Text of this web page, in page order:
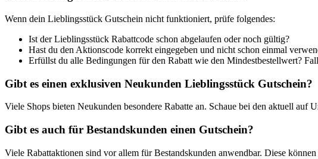
Wenn dein Lieblingsstück Gutschein nicht funktioniert, prüfe folgendes:
Ist der Lieblingsstück Rabattcode schon abgelaufen oder noch gültig?
Hast du den Aktionscode korrekt eingegeben und nicht schon einmal
Erfüllst du alle Bedingungen für den Rabatt wie den Mindestbestellwert?
Gibt es einen exklusiven Neukunden Lieblingsstück Gutschein?
Viele Shops bieten Neukunden besondere Rabatte an. Schaue bei den aktuell
Gibt es auch für Bestandskunden einen Gutschein?
Viele Rabattaktionen sind vor allem für Bestandskunden anwendbar. Diese